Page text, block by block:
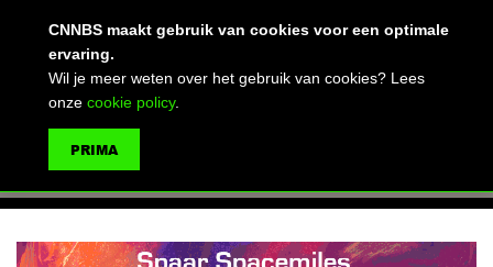
CNNBS maakt gebruik van cookies voor een optimale
ervaring.
Wil je meer weten over het gebruik van cookies? Lees
onze cookie policy.
PRIMA